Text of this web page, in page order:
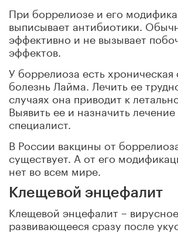
При боррелиозе и его
выписывает антибиотики.
эффективно и не вызывает
эффектов.
У боррелиоза есть
болезнь Лайма. Лечить ее
случаях она приводит к
Выявить ее и назначить
специалист.
В России вакцины от
существует. А от его
нет во всем мире.
Клещевой энцефалит
Клещевой энцефалит –
развивающееся сразу после